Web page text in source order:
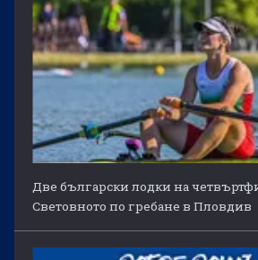
Две български лодки на
Световното по гребане в Пловдив